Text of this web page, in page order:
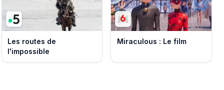
Les routes de
l'impossible
Miraculous : Le film